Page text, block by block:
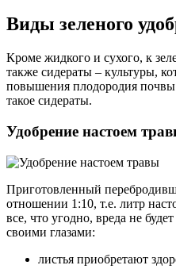
Виды зеленого
Кроме жидкого и сухого, к
также сидераты – культуры,
повышения плодородия
такое сидераты.
Удобрение настоем
Приготовленный
отношении 1:10, т.е. литр
все, что угодно, вреда не
своими глазами:
листья приобретают